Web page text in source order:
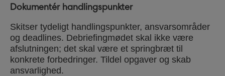
Dokumentér handlingspunkter
Skitser tydeligt handlingspunkter, ansvarsområder
og deadlines. Debriefingmødet skal ikke være
afslutningen; det skal være et springbræt til
konkrete forbedringer. Tildel opgaver og skab
ansvarlighed.